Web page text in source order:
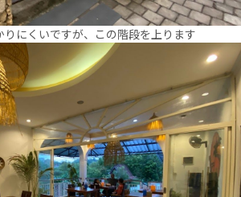
りにくいですが、この階段を上ります